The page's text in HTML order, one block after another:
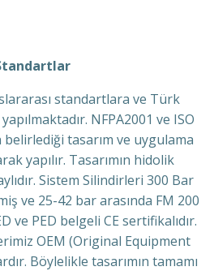
standartlara ve Türk
NFPA2001 ve ISO
belirlediği tasarım ve uygulama
yapılır. Tasarımın hidolik
Sistem Silindirleri 300 Bar
ve 25-42 bar arasında FM 200
ve PED belgeli CE sertifikalıdır.
OEM (Original Equipment
Böylelikle tasarımın tamamı